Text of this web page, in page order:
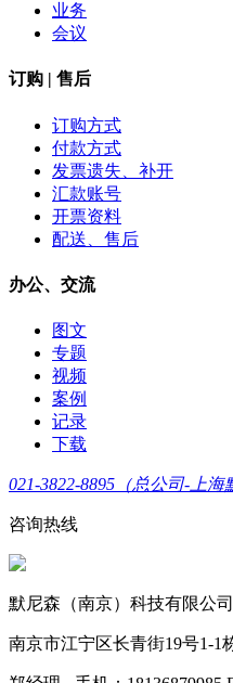
业务
会议
订购 | 售后
订购方式
付款方式
发票遗失、补开
汇款账号
开票资料
配送、售后
办公、交流
图文
专题
视频
案例
记录
下载
021-3822-8895（总公司-上海
咨询热线
默尼森（南京）科技有限公司
南京市江宁区长青街19号1-1